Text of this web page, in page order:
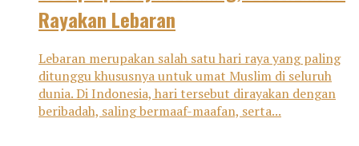
Rayakan Lebaran
Lebaran merupakan salah satu hari raya yang paling
ditunggu khususnya untuk umat Muslim di seluruh
dunia. Di Indonesia, hari tersebut dirayakan dengan
beribadah, saling bermaaf-maafan, serta...